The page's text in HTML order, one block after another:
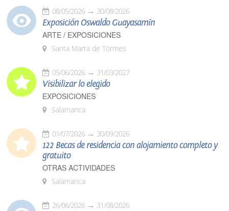
08/05/2026 30/08/2026
Exposición Oswaldo Guayasamín
ARTE / EXPOSICIONES
Santa Marta de Tormes
05/06/2026 31/03/2027
Visibilizar lo elegido
EXPOSICIONES
Salamanca
01/07/2026 30/09/2026
122 Becas de residencia con alojamiento completo y
gratuito
OTRAS ACTIVIDADES
Salamanca
26/06/2026 31/08/2026